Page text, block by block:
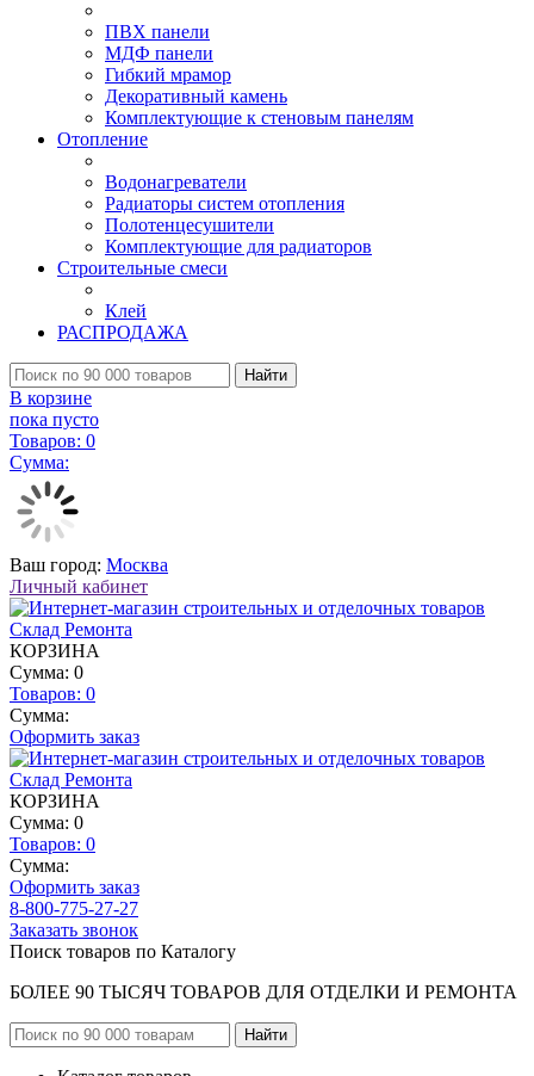
ПВХ панели
МДФ панели
Гибкий мрамор
Декоративный камень
Комплектующие к стеновым панелям
Отопление
Водонагреватели
Радиаторы систем отопления
Полотенцесушители
Комплектующие для радиаторов
Строительные смеси
Клей
РАСПРОДАЖА
Найти
В корзине
пока пусто
Товаров: 0
Сумма:
Ваш город: Москва
Личный кабинет
КОРЗИНА
Сумма: 0
Товаров: 0
Сумма:
Оформить заказ
КОРЗИНА
Сумма: 0
Товаров: 0
Сумма:
Оформить заказ
8-800-775-27-27
Заказать звонок
Поиск товаров по Каталогу
БОЛЕЕ 90 ТЫСЯЧ ТОВАРОВ ДЛЯ ОТДЕЛКИ И РЕМОНТА